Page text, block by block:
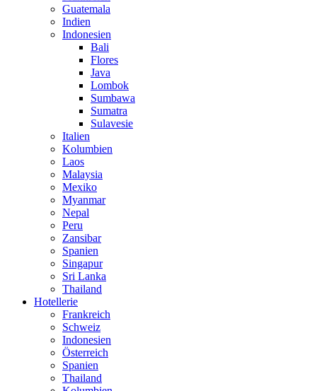
Guatemala
Indien
Indonesien
Bali
Flores
Java
Lombok
Sumbawa
Sumatra
Sulavesie
Italien
Kolumbien
Laos
Malaysia
Mexiko
Myanmar
Nepal
Peru
Zansibar
Spanien
Singapur
Sri Lanka
Thailand
Hotellerie
Frankreich
Schweiz
Indonesien
Österreich
Spanien
Thailand